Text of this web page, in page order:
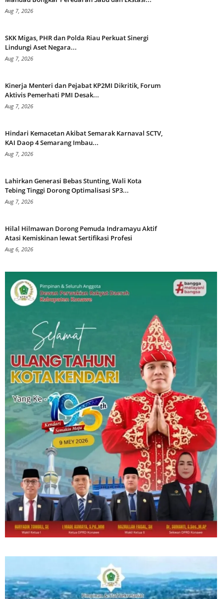
Aug 7, 2026
SKK Migas, PHR dan Polda Riau Perkuat Sinergi
Lindungi Aset Negara...
Aug 7, 2026
Kinerja Menteri dan Pejabat KP2MI Dikritik, Forum
Aktivis Pemerhati PMI Desak...
Aug 7, 2026
Hindari Kemacetan Akibat Semarak Karnaval SCTV,
KAI Daop 4 Semarang Imbau...
Aug 7, 2026
Lahirkan Generasi Bebas Stunting, Wali Kota
Tebing Tinggi Dorong Optimalisasi SP3...
Aug 7, 2026
Hilal Hilmawan Dorong Pemuda Indramayu Aktif
Atasi Kemiskinan lewat Sertifikasi Profesi
Aug 6, 2026